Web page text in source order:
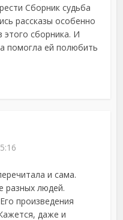
Сборник судьба
рассказы особенно
этого сборника. И
помогла ей полюбить
и сама.
разных людей.
произведения
даже и